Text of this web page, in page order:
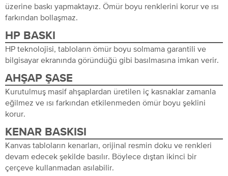
üzerine baskı yapmaktayız. Ömür boyu renklerini korur ve ısı
farkından bollaşmaz.
HP BASKI
HP teknolojisi, tabloların ömür boyu solmama garantili ve
bilgisayar ekranında göründüğü gibi basılmasına imkan verir.
AHŞAP ŞASE
Kurutulmuş masif ahşaplardan üretilen iç kasnaklar zamanla
eğilmez ve ısı farkından etkilenmeden ömür boyu şeklini
korur.
KENAR BASKISI
Kanvas tabloların kenarları, orijinal resmin doku ve renkleri
devam edecek şekilde basılır. Böylece dıştan ikinci bir
çerçeve kullanmadan asılabilir.